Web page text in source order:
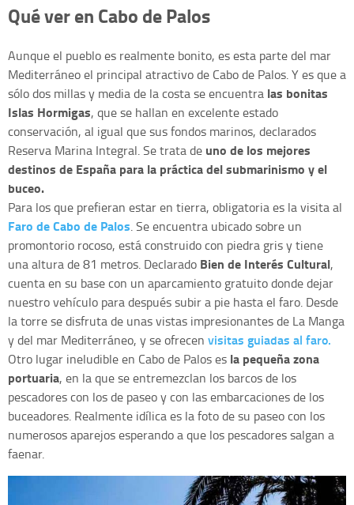
Qué ver en Cabo de Palos
Aunque el pueblo es realmente bonito, es esta parte del mar
Mediterráneo el principal atractivo de Cabo de Palos. Y es que a
sólo dos millas y media de la costa se encuentra las bonitas
Islas Hormigas, que se hallan en excelente estado
conservación, al igual que sus fondos marinos, declarados
Reserva Marina Integral. Se trata de uno de los mejores
destinos de España para la práctica del submarinismo y el
buceo.
Para los que prefieran estar en tierra, obligatoria es la visita al
Faro de Cabo de Palos. Se encuentra ubicado sobre un
promontorio rocoso, está construido con piedra gris y tiene
una altura de 81 metros. Declarado Bien de Interés Cultural,
cuenta en su base con un aparcamiento gratuito donde dejar
nuestro vehículo para después subir a pie hasta el faro. Desde
la torre se disfruta de unas vistas impresionantes de La Manga
y del mar Mediterráneo, y se ofrecen visitas guiadas al faro.
Otro lugar ineludible en Cabo de Palos es la pequeña zona
portuaria, en la que se entremezclan los barcos de los
pescadores con los de paseo y con las embarcaciones de los
buceadores. Realmente idílica es la foto de su paseo con los
numerosos aparejos esperando a que los pescadores salgan a
faenar.